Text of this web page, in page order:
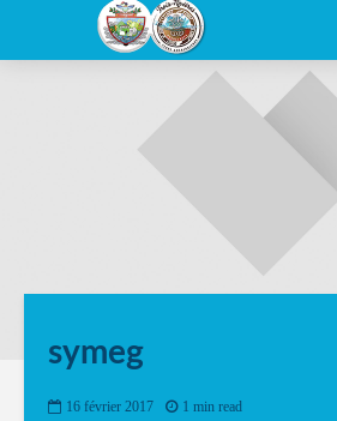
symeg
16 février 2017 1 min read